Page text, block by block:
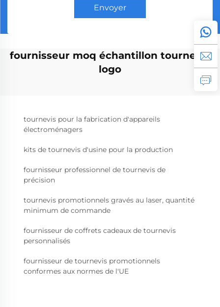
Envoyer
fournisseur moq échantillon tournevis
logo
tournevis pour la fabrication d'appareils
électroménagers
kits de tournevis d'usine pour la production
fournisseur professionnel de tournevis de
précision
tournevis promotionnels gravés au laser, quantité
minimum de commande
fournisseur de coffrets cadeaux de tournevis
personnalisés
fournisseur de tournevis promotionnels
conformes aux normes de l'UE